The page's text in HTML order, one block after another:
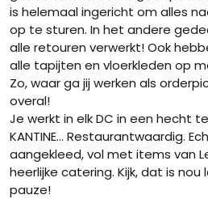
is helemaal ingericht om alles
op te sturen. In het andere
alle retouren verwerkt! Ook
alle tapijten en vloerkleden op
Zo, waar ga jij werken als
overal!
Je werkt in elk DC in een hecht
KANTINE… Restaurantwaardig.
aangekleed, vol met items van
heerlijke catering. Kijk, dat is nou
pauze!